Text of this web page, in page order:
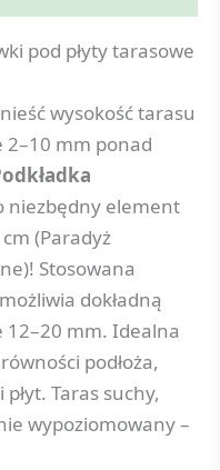
pod płyty tarasowe
wysokość tarasu
mm ponad
niezbędny element
(Paradyż
Stosowana
dokładną
12–20 mm. Idealna
podłoża,
Taras suchy,
wypoziomowany –